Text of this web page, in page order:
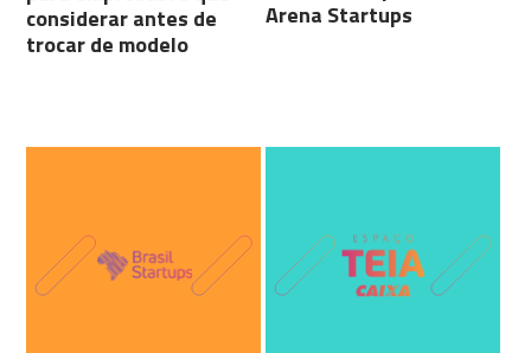
considerar antes de
trocar de modelo
Arena Startups